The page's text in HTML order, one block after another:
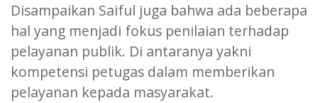
Disampaikan Saiful juga bahwa ada beberapa
hal yang menjadi fokus penilaian terhadap
pelayanan publik. Di antaranya yakni
kompetensi petugas dalam memberikan
pelayanan kepada masyarakat.